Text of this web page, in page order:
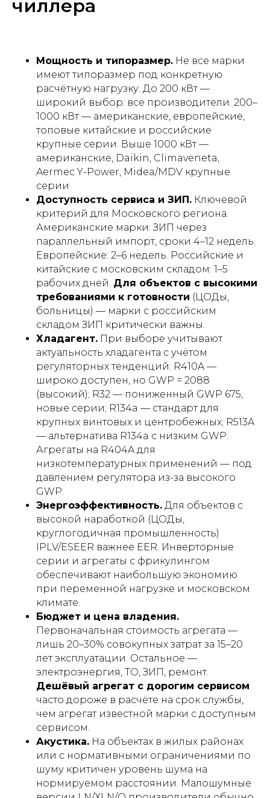
чиллера
Мощность и типоразмер. Не все марки
имеют типоразмер под конкретную
расчётную нагрузку. До 200 кВт —
широкий выбор: все производители. 200–
1000 кВт — американские, европейские,
топовые китайские и российские
крупные серии. Выше 1000 кВт —
американские, Daikin, Climaveneta,
Aermec Y-Power, Midea/MDV крупные
серии.
Доступность сервиса и ЗИП. Ключевой
критерий для Московского региона.
Американские марки: ЗИП через
параллельный импорт, сроки 4–12 недель.
Европейские: 2–6 недель. Российские и
китайские с московским складом: 1–5
рабочих дней. Для объектов с высокими
требованиями к готовности (ЦОДы,
больницы) — марки с российским
складом ЗИП критически важны.
Хладагент. При выборе учитывают
актуальность хладагента с учётом
регуляторных тенденций: R410A —
широко доступен, но GWP = 2088
(высокий); R32 — пониженный GWP 675,
новые серии; R134a — стандарт для
крупных винтовых и центробежных; R513A
— альтернатива R134a с низким GWP.
Агрегаты на R404A для
низкотемпературных применений — под
давлением регулятора из-за высокого
GWP.
Энергоэффективность. Для объектов с
высокой наработкой (ЦОДы,
круглогодичная промышленность)
IPLV/ESEER важнее EER. Инверторные
серии и агрегаты с фрикулингом
обеспечивают наибольшую экономию
при переменной нагрузке и московском
климате.
Бюджет и цена владения.
Первоначальная стоимость агрегата —
лишь 20–30% совокупных затрат за 15–20
лет эксплуатации. Остальное —
электроэнергия, ТО, ЗИП, ремонт.
Дешёвый агрегат с дорогим сервисом
часто дороже в расчёте на срок службы,
чем агрегат известной марки с доступным
сервисом.
Акустика. На объектах в жилых районах
или с нормативными ограничениями по
шуму критичен уровень шума на
нормируемом расстоянии. Малошумные